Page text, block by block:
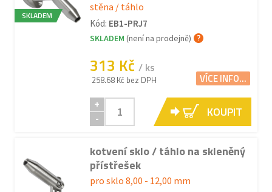
SKLADEM
stěna / táhlo
Kód: EB1-PRJ7
SKLADEM (není na prodejně)
313 Kč / ks
258.68 Kč bez DPH VÍCE INFO...
+
-
KOUPIT
kotvení sklo / táhlo na skleněný
přístřešek
pro sklo 8,00 - 12,00 mm